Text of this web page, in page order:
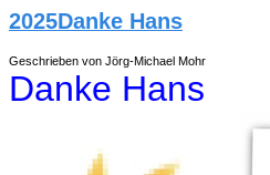
2025Danke Hans
Geschrieben von Jörg-Michael Mohr
Danke Hans